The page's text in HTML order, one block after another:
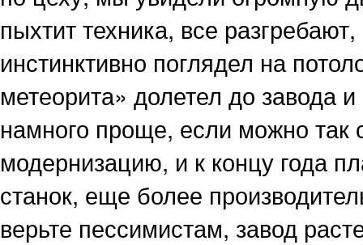
пыхтит техника, все
инстинктивно поглядел на
метеорита» долетел до завода
намного проще, если можно так
модернизацию, и к концу года
станок, еще более
верьте пессимистам, завод